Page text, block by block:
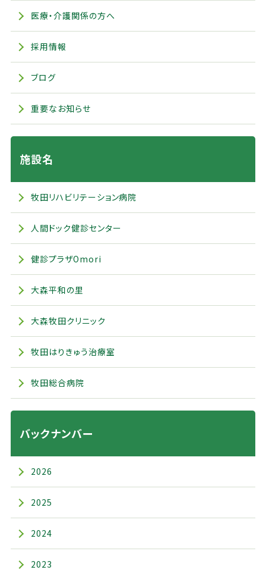
医療・介護関係の方へ
採用情報
ブログ
重要なお知らせ
施設名
牧田リハビリテーション病院
人間ドック健診センター
健診プラザOmori
大森平和の里
大森牧田クリニック
牧田はりきゅう治療室
牧田総合病院
バックナンバー
2026
2025
2024
2023